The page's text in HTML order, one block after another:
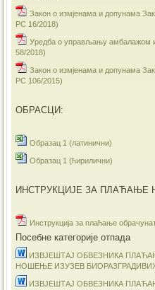
Закон о измјенама и допунама
РС 16/2018)
Уредба о управљању амбалажом
58/2018)
Закон о измјенама и допунама
РС 106/2015)
ОБРАСЦИ:
Образац 1 (латинични)
Образац 1 (ћирилични)
ИНСТРУКЦИЈЕ ЗА ПЛАЋАЊЕ
Инструкција за плаћање
Посебне категорије отпада
ИЗВЈЕШТАЈ ОБВЕЗНИКА
НОШЕЊЕ ИЗУЗЕВ
ИЗВЈЕШТАЈ ОБВЕЗНИКА